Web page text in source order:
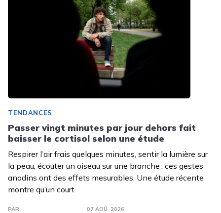
TENDANCES
Passer vingt minutes par jour dehors fait
baisser le cortisol selon une étude
Respirer l’air frais quelques minutes, sentir la lumière sur
la peau, écouter un oiseau sur une branche : ces gestes
anodins ont des effets mesurables. Une étude récente
montre qu’un court
PAR
07 AOÛ. 2026